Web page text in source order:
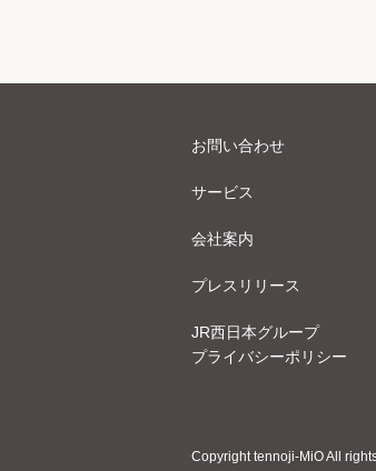
お問い合わせ
サービス
会社案内
プレスリリース
JR西日本グループ
プライバシーポリシー
Copyright tennoji-MiO All